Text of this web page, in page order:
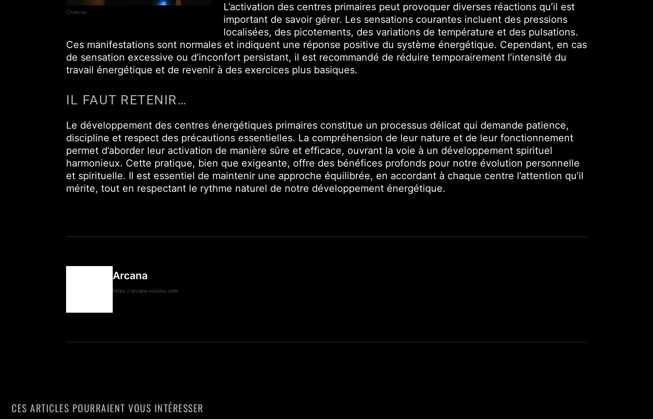
Chakras
L’activation des centres primaires peut provoquer diverses réactions qu’il est
important de savoir gérer. Les sensations courantes incluent des pressions
localisées, des picotements, des variations de température et des pulsations.
Ces manifestations sont normales et indiquent une réponse positive du système énergétique. Cependant, en cas
de sensation excessive ou d’inconfort persistant, il est recommandé de réduire temporairement l’intensité du
travail énergétique et de revenir à des exercices plus basiques.
IL FAUT RETENIR…
Le développement des centres énergétiques primaires constitue un processus délicat qui demande patience,
discipline et respect des précautions essentielles. La compréhension de leur nature et de leur fonctionnement
permet d’aborder leur activation de manière sûre et efficace, ouvrant la voie à un développement spirituel
harmonieux. Cette pratique, bien que exigeante, offre des bénéfices profonds pour notre évolution personnelle
et spirituelle. Il est essentiel de maintenir une approche équilibrée, en accordant à chaque centre l’attention qu’il
mérite, tout en respectant le rythme naturel de notre développement énergétique.
Arcana
https://arcane-visions.com
CES ARTICLES POURRAIENT VOUS INTÉRESSER